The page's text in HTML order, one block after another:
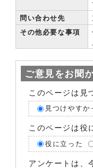
問い合わせ先
その他必要な事項
ご意見をお聞
このページは見
見つけやすか
このページは役
役に立った
アンケートは、